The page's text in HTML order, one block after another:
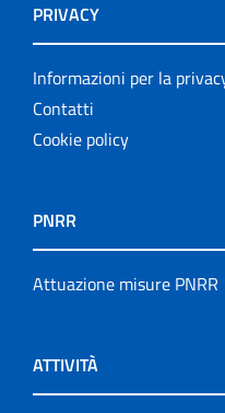
PRIVACY
Informazioni per la
Contatti
Cookie policy
PNRR
Attuazione misure PNRR
ATTIVITÀ